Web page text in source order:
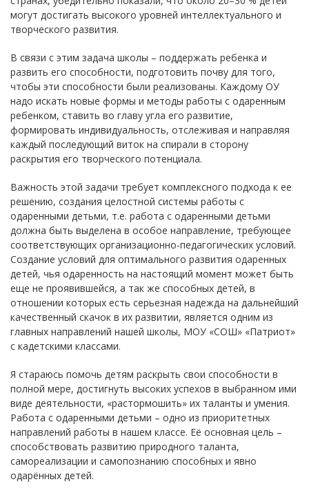
могут достигать высокого уровней интеллектуального и
творческого развития.
В связи с этим задача школы – поддержать ребенка и
развить его способности, подготовить почву для того,
чтобы эти способности были реализованы. Каждому ОУ
надо искать новые формы и методы работы с одаренным
ребенком, ставить во главу угла его развитие,
формировать индивидуальность, отслеживая и направляя
каждый последующий виток на спирали в сторону
раскрытия его творческого потенциала.
Важность этой задачи требует комплексного подхода к ее
решению, создания целостной системы работы с
одаренными детьми, т.е. работа с одаренными детьми
должна быть выделена в особое направление, требующее
соответствующих организационно-педагогических условий.
Создание условий для оптимального развития одаренных
детей, чья одаренность на настоящий момент может быть
еще не проявившейся, а так же способных детей, в
отношении которых есть серьезная надежда на дальнейший
качественный скачок в их развитии, является одним из
главных направлений нашей школы, МОУ «СОШ» «Патриот»
с кадетскими классами.
Я стараюсь помочь детям раскрыть свои способности в
полной мере, достигнуть высоких успехов в выбранном ими
виде деятельности, «растормошить» их таланты и умения.
Работа с одаренными детьми – одно из приоритетных
направлений работы в нашем классе. Её основная цель –
способствовать развитию природного таланта,
самореализации и самопознанию способных и явно
одарённых детей.